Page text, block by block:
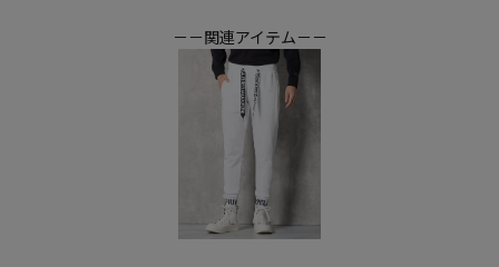
－－関連アイテム－－